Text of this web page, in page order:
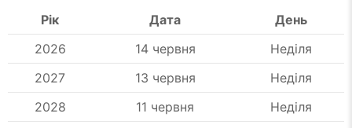
Рік Дата
День
2026
14 червня
Неділя
2027
13 червня
Неділя
2028
11 червня
Неділя